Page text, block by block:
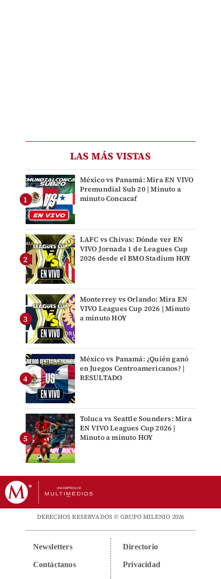
LAS MÁS VISTAS
México vs Panamá: Mira EN VIVO
Premundial Sub 20 | Minuto a
minuto Concacaf
LAFC vs Chivas: Dónde ver EN
VIVO Jornada 1 de Leagues Cup
2026 desde el BMO Stadium HOY
Monterrey vs Orlando: Mira EN
VIVO Leagues Cup 2026 | Minuto
a minuto HOY
México vs Panamá: ¿Quién ganó
en Juegos Centroamericanos? |
RESULTADO
Toluca vs Seattle Sounders: Mira
EN VIVO Leagues Cup 2026 |
Minuto a minuto HOY
DERECHOS RESERVADOS © GRUPO MILENIO 2026
Newsletters
Contáctanos
Directorio
Privacidad